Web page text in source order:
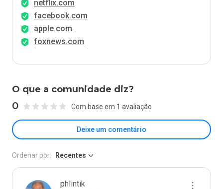
netflix.com
facebook.com
apple.com
foxnews.com
O que a comunidade diz?
0 Com base em 1 avaliação
Deixe um comentário
Ordenar por: Recentes
phlintik